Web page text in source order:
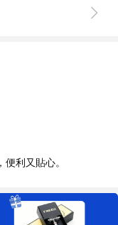
利又貼心。